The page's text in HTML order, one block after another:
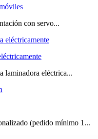
con servo...
laminadora eléctrica...
(pedido mínimo 1...